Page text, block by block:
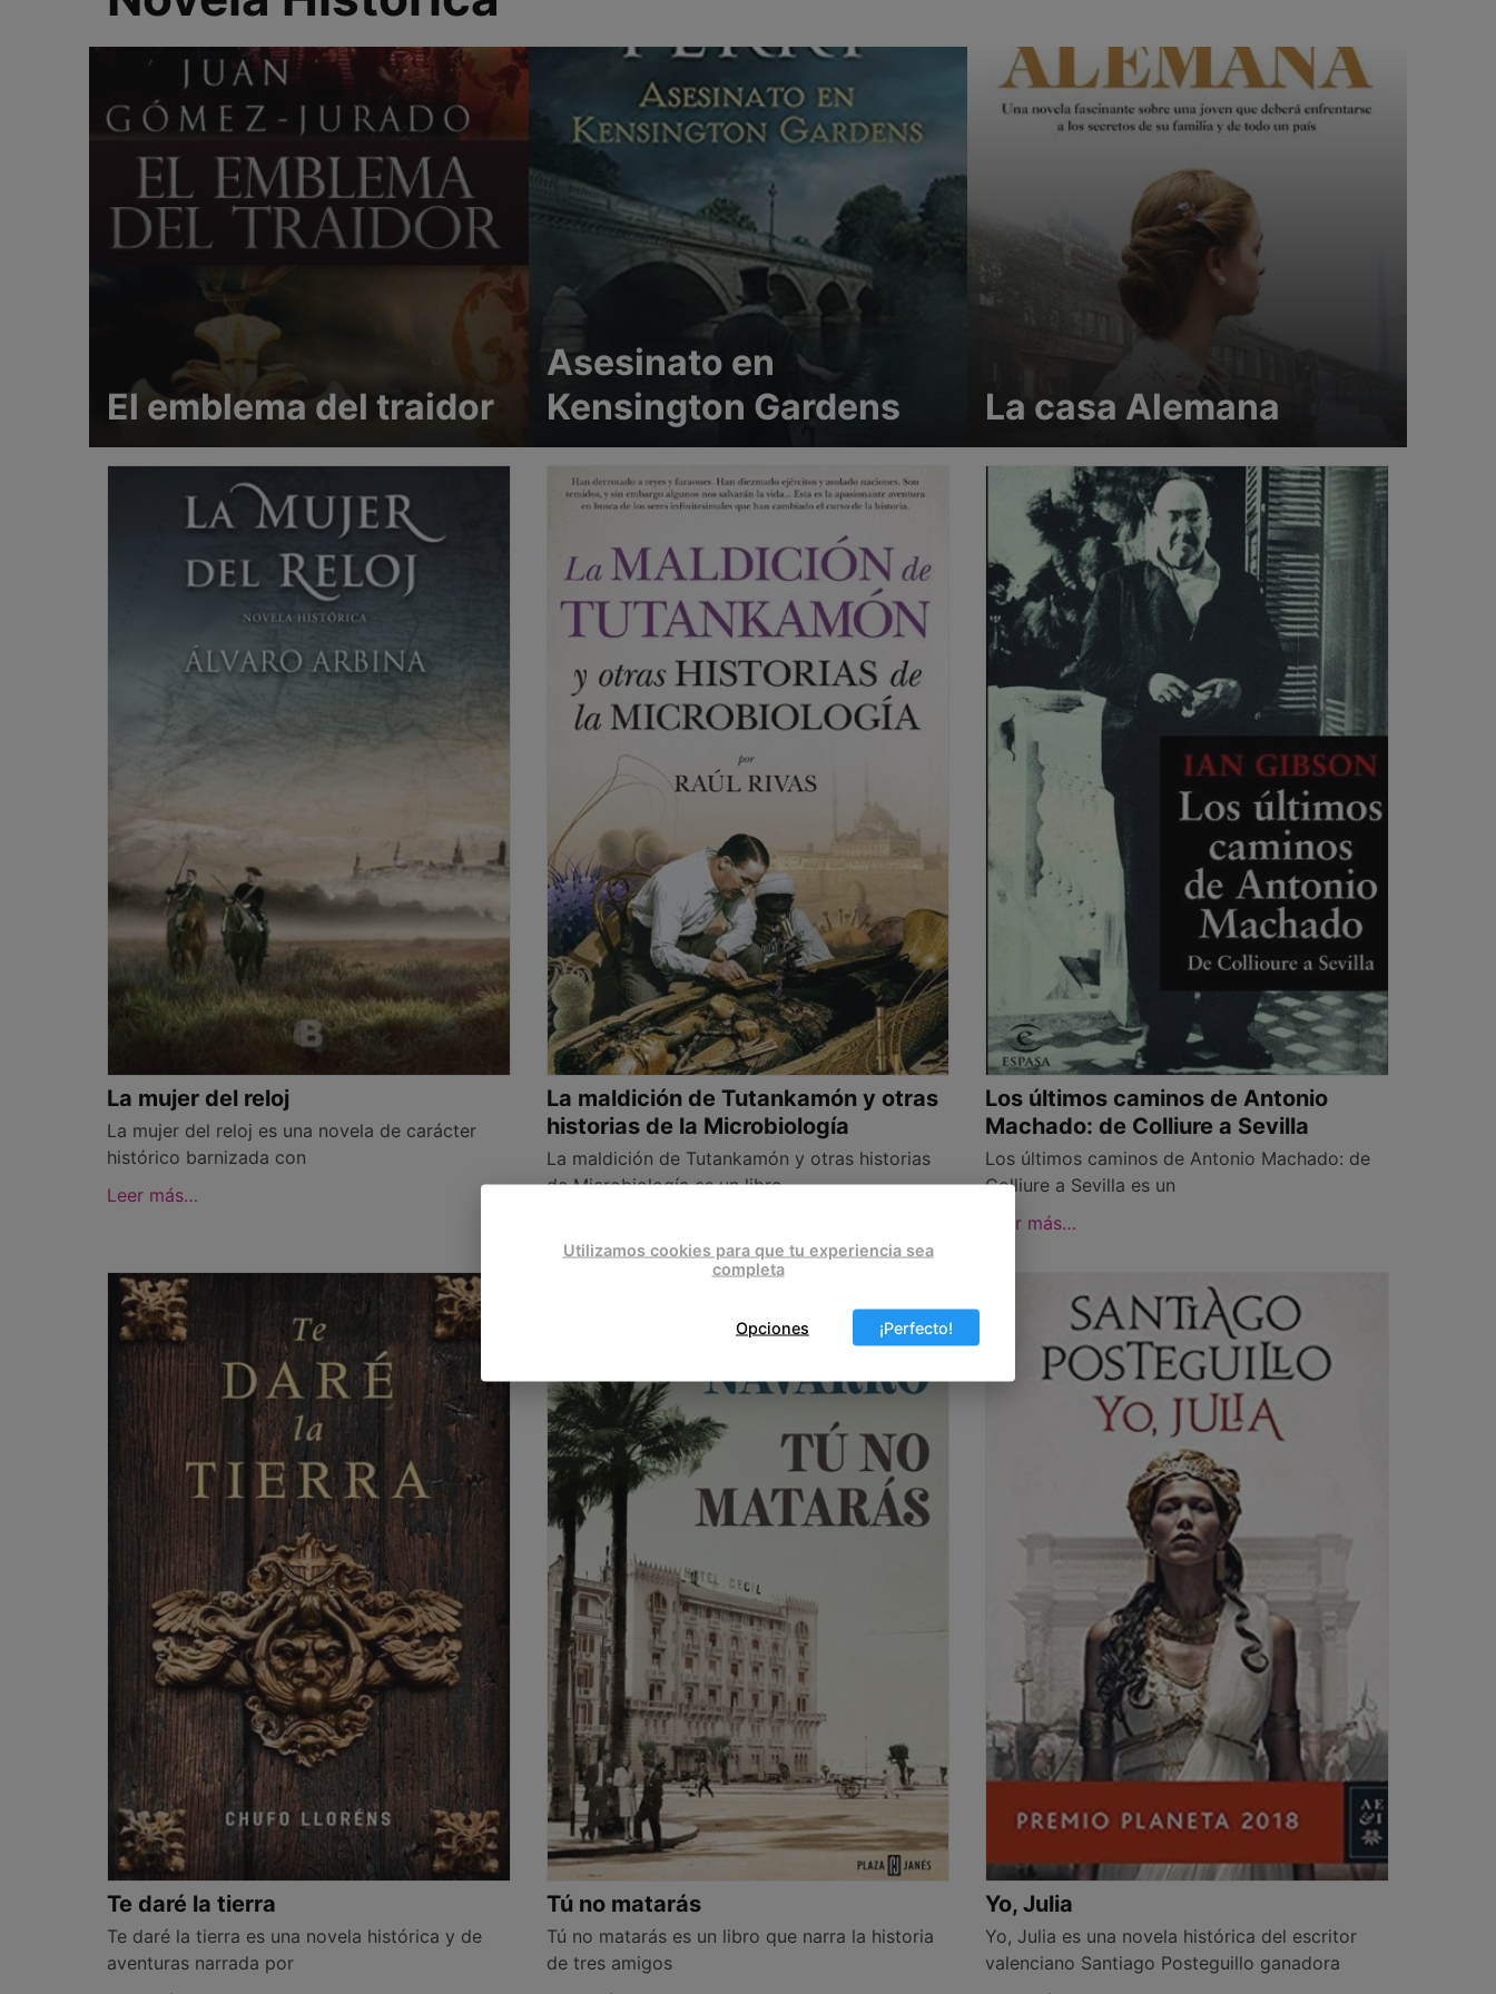
El emblema del traidor
Asesinato en
Kensington Gardens
La casa Alemana
La mujer del reloj
La mujer del reloj es una novela de carácter
histórico barnizada con
Leer más…
La maldición de Tutankamón y otras
historias de la Microbiología
La maldición de Tutankamón y otras historias
de Microbiología es un libro,
Los últimos caminos de Antonio
Machado: de Colliure a Sevilla
Los últimos caminos de Antonio Machado: de
Colliure a Sevilla es un
Leer más…
Te daré la tierra
Te daré la tierra es una novela histórica y de
aventuras narrada por
Tú no matarás
Tú no matarás es un libro que narra la historia
de tres amigos
Yo, Julia
Yo, Julia es una novela histórica del escritor
valenciano Santiago Posteguillo ganadora
Utilizamos cookies para que tu experiencia sea
completa
¡Perfecto!
Opciones